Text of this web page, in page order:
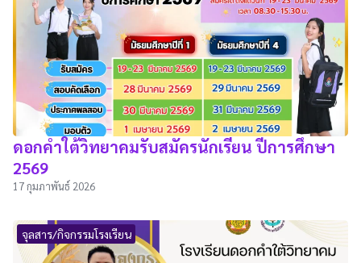
ดอกคำใต้วิทยาคมรับสมัครนักเรียน ปีการศึกษา
2569
17 กุมภาพันธ์ 2026
จุลสาร/กิจกรรมโรงเรียน